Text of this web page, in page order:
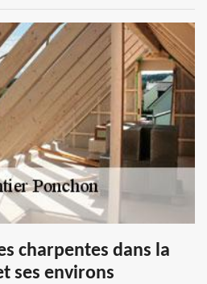
charpentes dans la
ses environs